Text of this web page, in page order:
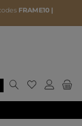
FRAME10 |
Je hebt 0